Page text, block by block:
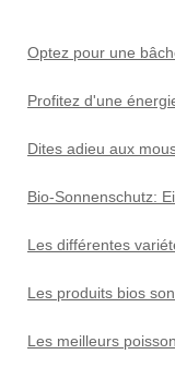
Optez pour une
Profitez d'une
Dites adieu aux
Bio-Sonnenschutz:
Les différentes
Les produits bios
Les meilleurs